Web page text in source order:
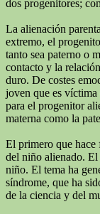
dos progenitores;
La alienación
extremo, el
tanto sea paterno o
contacto y la
duro. De costes
joven que es
para el progenitor
materna como la
El primero que hace
del niño alienado.
niño. El tema ha
síndrome, que ha
de la ciencia y del